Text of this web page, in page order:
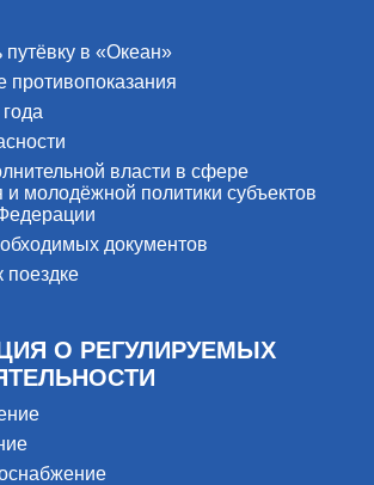
путёвку в «Океан»
противопоказания
власти в сфере
и молодёжной политики субъектов
документов
поездке
О РЕГУЛИРУЕМЫХ